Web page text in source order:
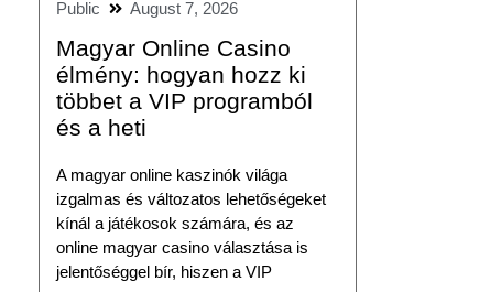
Public August 7, 2026
Magyar Online Casino
élmény: hogyan hozz ki
többet a VIP programból
és a heti
A magyar online kaszinók világa
izgalmas és változatos lehetőségeket
kínál a játékosok számára, és az
online magyar casino választása is
jelentőséggel bír, hiszen a VIP